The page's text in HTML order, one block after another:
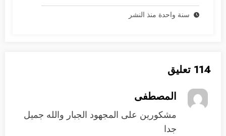
سنة واحدة منذ النشر
114 تعليق
المصطفى
مشكورين على المجهود الجبار والله جميل
جدا